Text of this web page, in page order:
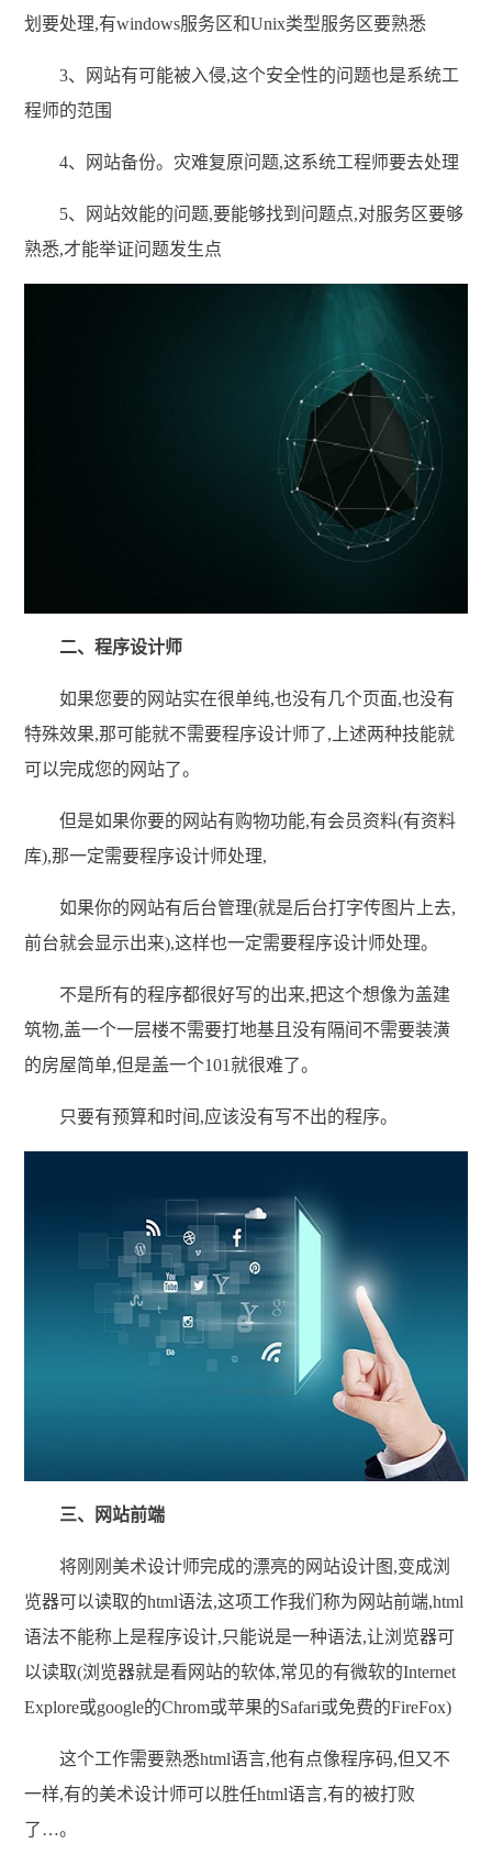
划要处理,有windows服务区和Unix类型服务区要熟悉
3、网站有可能被入侵,这个安全性的问题也是系统工
程师的范围
4、网站备份。灾难复原问题,这系统工程师要去处理
5、网站效能的问题,要能够找到问题点,对服务区要够
熟悉,才能举证问题发生点
二、程序设计师
如果您要的网站实在很单纯,也没有几个页面,也没有
特殊效果,那可能就不需要程序设计师了,上述两种技能就
可以完成您的网站了。
但是如果你要的网站有购物功能,有会员资料(有资料
库),那一定需要程序设计师处理,
如果你的网站有后台管理(就是后台打字传图片上去,
前台就会显示出来),这样也一定需要程序设计师处理。
不是所有的程序都很好写的出来,把这个想像为盖建
筑物,盖一个一层楼不需要打地基且没有隔间不需要装潢
的房屋简单,但是盖一个101就很难了。
只要有预算和时间,应该没有写不出的程序。
三、网站前端
将刚刚美术设计师完成的漂亮的网站设计图,变成浏
览器可以读取的html语法,这项工作我们称为网站前端,html
语法不能称上是程序设计,只能说是一种语法,让浏览器可
以读取(浏览器就是看网站的软体,常见的有微软的Internet
Explore或google的Chrom或苹果的Safari或免费的FireFox)
这个工作需要熟悉html语言,他有点像程序码,但又不
一样,有的美术设计师可以胜任html语言,有的被打败
了…。